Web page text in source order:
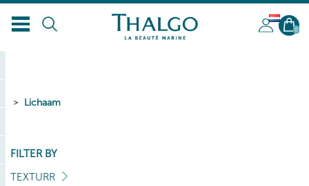
NL
0
Lichaam
FILTER BY
TEXTURR